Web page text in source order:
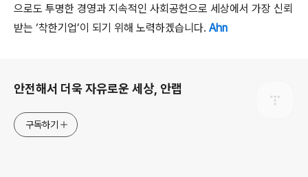
으로도 투명한 경영과 지속적인 사회공헌으로 세상에서 가장 신뢰
받는 ‘착한기업’이 되기 위해 노력하겠습니다. Ahn
안전해서 더욱 자유로운 세상, 안랩
구독하기